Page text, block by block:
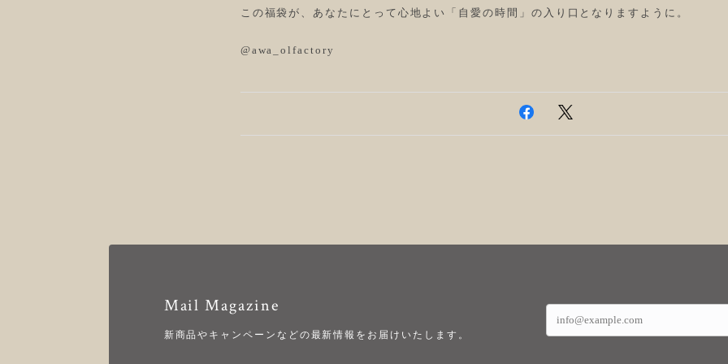
この福袋が、あなたにとって心地よい「自愛の時間」の入り口となりますように。
@awa_olfactory
Mail Magazine
新商品やキャンペーンなどの最新情報をお届けいたします。